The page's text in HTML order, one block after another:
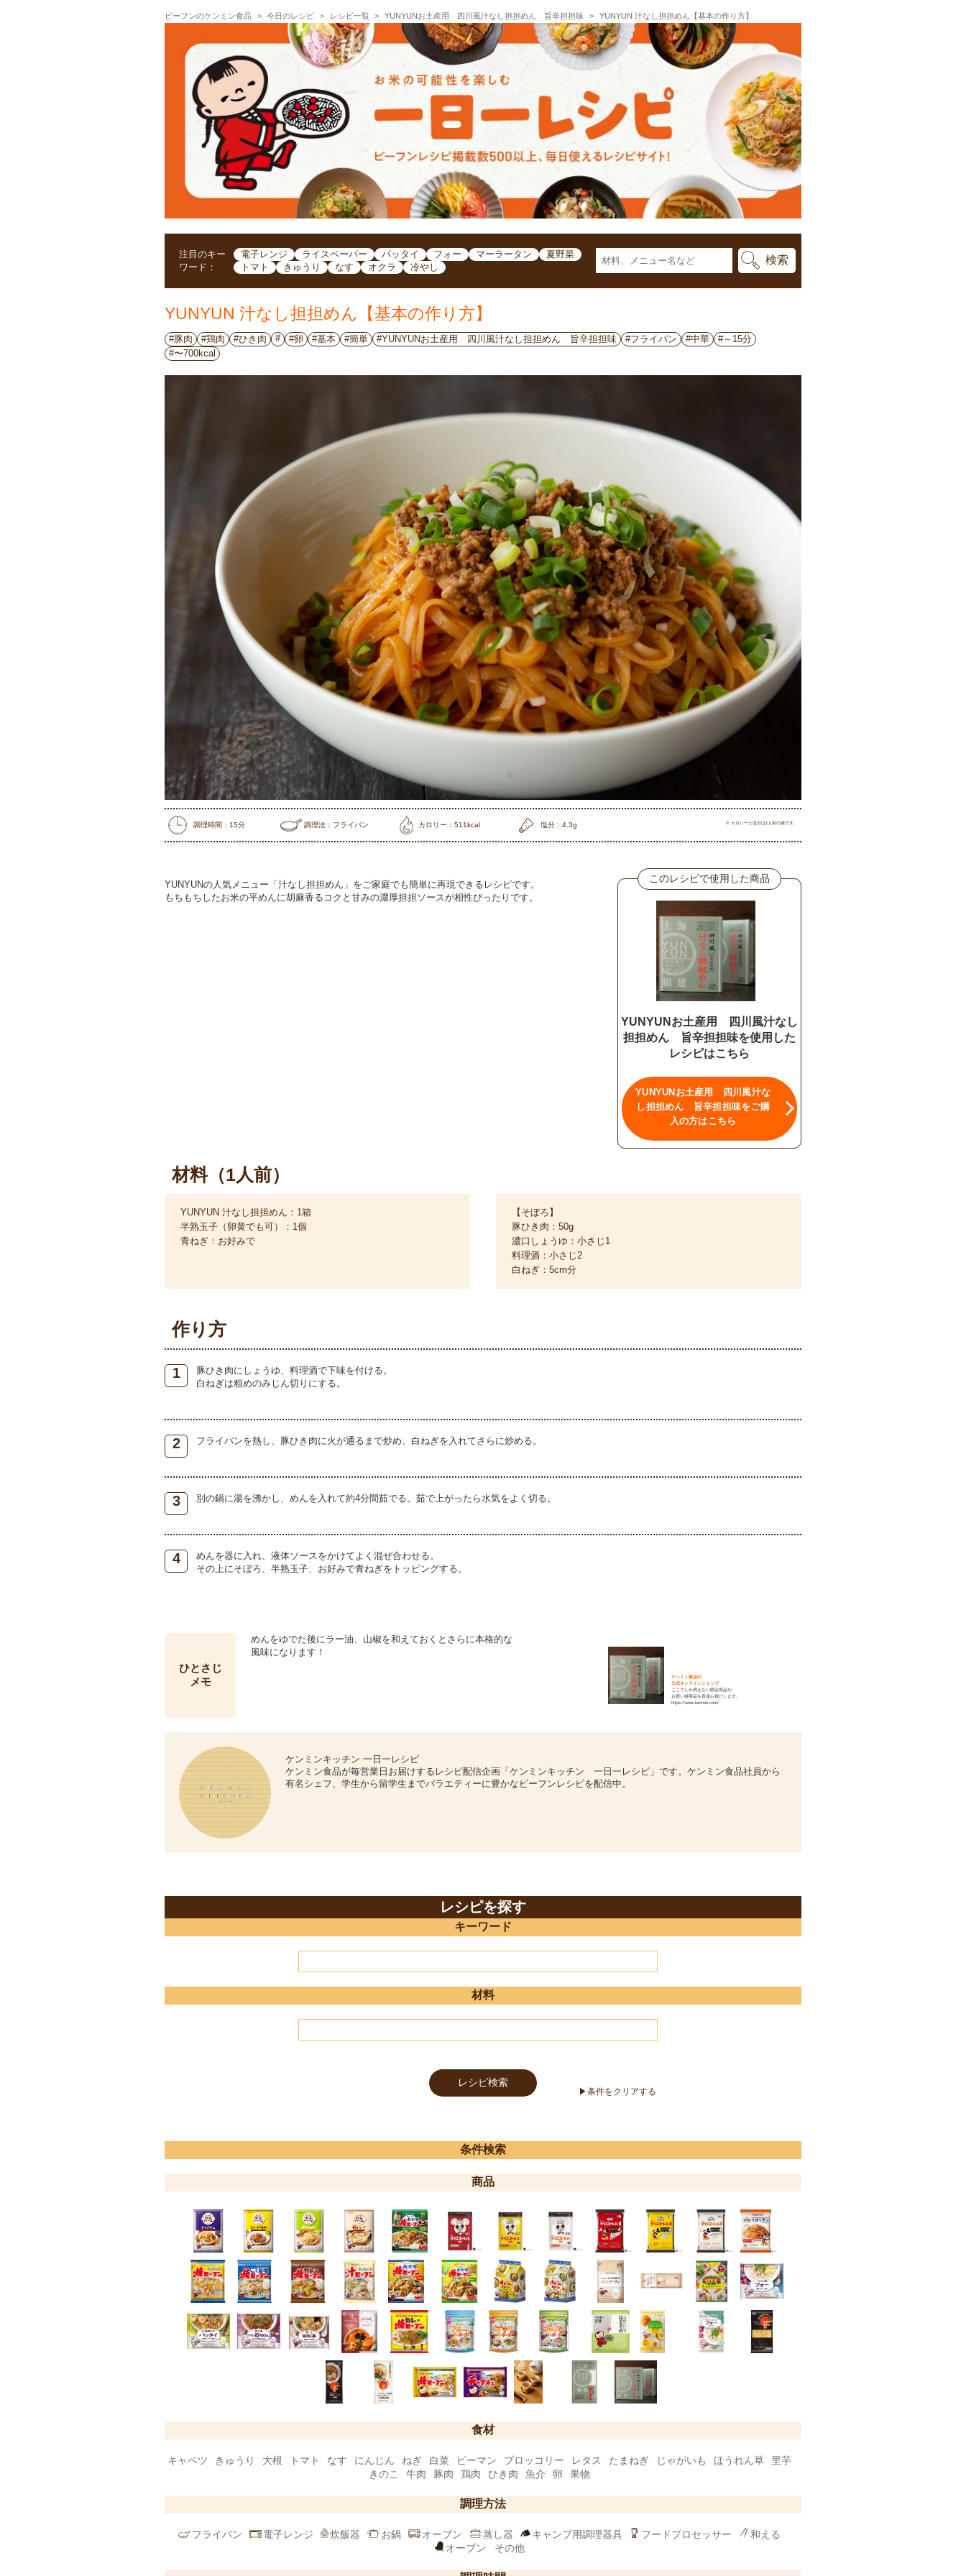
ビーフンのケンミン食品 今日のレシピ レシピ一覧 YUNYUNお土産用 四川風汁なし担担めん 旨辛担担味 YUNYUN 汁なし担担めん【基本の作り方】
注目のキー
ワード：
電子レンジ ライスペーパー パッタイ フォー マーラータン
夏野菜
トマト
きゅうり なす オクラ 冷やし
YUNYUN 汁なし担担めん【基本の作り方】
#豚肉 #鶏肉 #ひき肉 # #卵 #基本 #簡単 #YUNYUNお土産用 四川風汁なし担担めん 旨辛担担味 #フライパン #中華
#～15分
#〜700kcal
調理時間：15分 調理法：フライパン カロリー：511kcal 塩分：4.3g ※ カロリーと塩分は1人前の値です。
YUNYUNの人気メニュー「汁なし担担めん」をご家庭でも簡単に再現できるレシピです。
もちもちしたお米の平めんに胡麻香るコクと甘みの濃厚担担ソースが相性ぴったりです。
このレシピで使用した商品
YUNYUNお土産用 四川風汁なし
担担めん 旨辛担担味を使用した
レシピはこちら
YUNYUNお土産用 四川風汁な
し担担めん 旨辛担担味をご購
入の方はこちら
材料（1人前）
YUNYUN 汁なし担担めん：1箱
半熟玉子（卵黄でも可）：1個
青ねぎ：お好みで
【そぼろ】
豚ひき肉：50g
濃口しょうゆ：小さじ1
料理酒：小さじ2
白ねぎ：5cm分
作り方
1
豚ひき肉にしょうゆ、料理酒で下味を付ける。
白ねぎは粗めのみじん切りにする。
2 フライパンを熱し、豚ひき肉に火が通るまで炒め、白ねぎを入れてさらに炒める。
3 別の鍋に湯を沸かし、めんを入れて約4分間茹でる。茹で上がったら水気をよく切る。
4
めんを器に入れ、液体ソースをかけてよく混ぜ合わせる。
その上にそぼろ、半熟玉子、お好みで青ねぎをトッピングする。
ひとさじ
メモ
めんをゆでた後にラー油、山椒を和えておくとさらに本格的な
風味になります！
ケンミン食品の
公式オンラインショップ
ここでしか買えない限定商品や、
お買い得商品を直接お届けします。
https://www.kenmin.com/
ケンミンキッチン 一日一レシピ
ケンミン食品が毎営業日お届けするレシピ配信企画「ケンミンキッチン 一日一レシピ」です。ケンミン食品社員から
有名シェフ、学生から留学生までバラエティーに豊かなビーフンレシピを配信中。
レシピを探す
キーワード
材料
条件検索
商品
食材
キャベツ きゅうり 大根 トマト なす にんじん ねぎ 白菜 ピーマン ブロッコリー レタス たまねぎ じゃがいも ほうれん草
里芋
きのこ
牛肉 豚肉 鶏肉 ひき肉 魚介 卵 果物
調理方法
フライパン 電子レンジ 炊飯器 お鍋 オーブン 蒸し器 キャンプ用調理器具 フードプロセッサー
和える
オーブン
その他